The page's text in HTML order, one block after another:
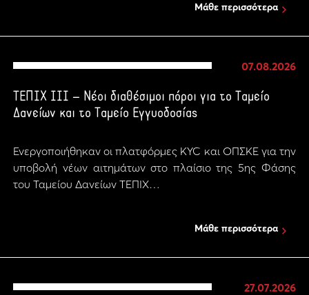
Μάθε περισσότερα
07.08.2026
ΤΕΠΙΧ ΙΙΙ – Νέοι διαθέσιμοι πόροι για το Ταμείο
Δανείων και το Ταμείο Εγγυοδοσίας
Ενεργοποιήθηκαν οι πλατφόρμες KYC και ΟΠΣΚΕ για την
υποβολή νέων αιτημάτων στο πλαίσιο της 5ης Φάσης
του Ταμείου Δανείων ΤΕΠΙΧ…
Μάθε περισσότερα
27.07.2026